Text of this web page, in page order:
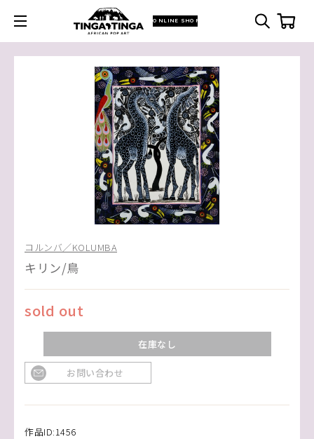
ONLINE SHOP
コルンバ／KOLUMBA
キリン/鳥
sold out
在庫なし
お問い合わせ
作品ID:1456